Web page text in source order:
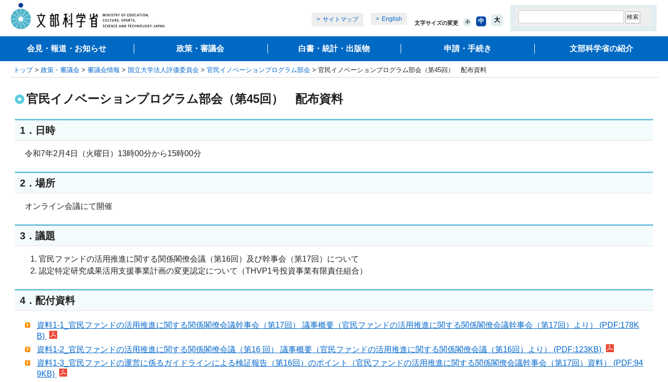
サイトマップ English
文字サイズの変更 小 中 大
会見・報道・お知らせ 政策・審議会 白書・統計・出版物 申請・手続き 文部科学省の紹介
トップ> 政策・審議会 > 審議会情報 > 国立大学法人評価委員会 > 官民イノベーションプログラム部会 > 官民イノベーションプログラム部会（第45回） 配布資料
官民イノベーションプログラム部会（第45回） 配布資料
1．日時
令和7年2月4日（火曜日）13時00分から15時00分
2．場所
オンライン会議にて開催
3．議題
官民ファンドの活用推進に関する関係閣僚会議（第16回）及び幹事会（第17回）について
認定特定研究成果活用支援事業計画の変更認定について（THVP1号投資事業有限責任組合）
4．配付資料
資料1-1_官民ファンドの活用推進に関する関係閣僚会議幹事会（第17回） 議事概要（官民ファンドの活用推進に関する関係閣僚会議幹事会（第17回）より） (PDF:178K
B)
資料1-2_官民ファンドの活用推進に関する関係閣僚会議（第16 回） 議事概要（官民ファンドの活用推進に関する関係閣僚会議（第16回）より） (PDF:123KB)
資料1-3_官民ファンドの運営に係るガイドラインによる検証報告（第16回）のポイント（官民ファンドの活用推進に関する関係閣僚会議幹事会（第17回）資料） (PDF:94
9KB)